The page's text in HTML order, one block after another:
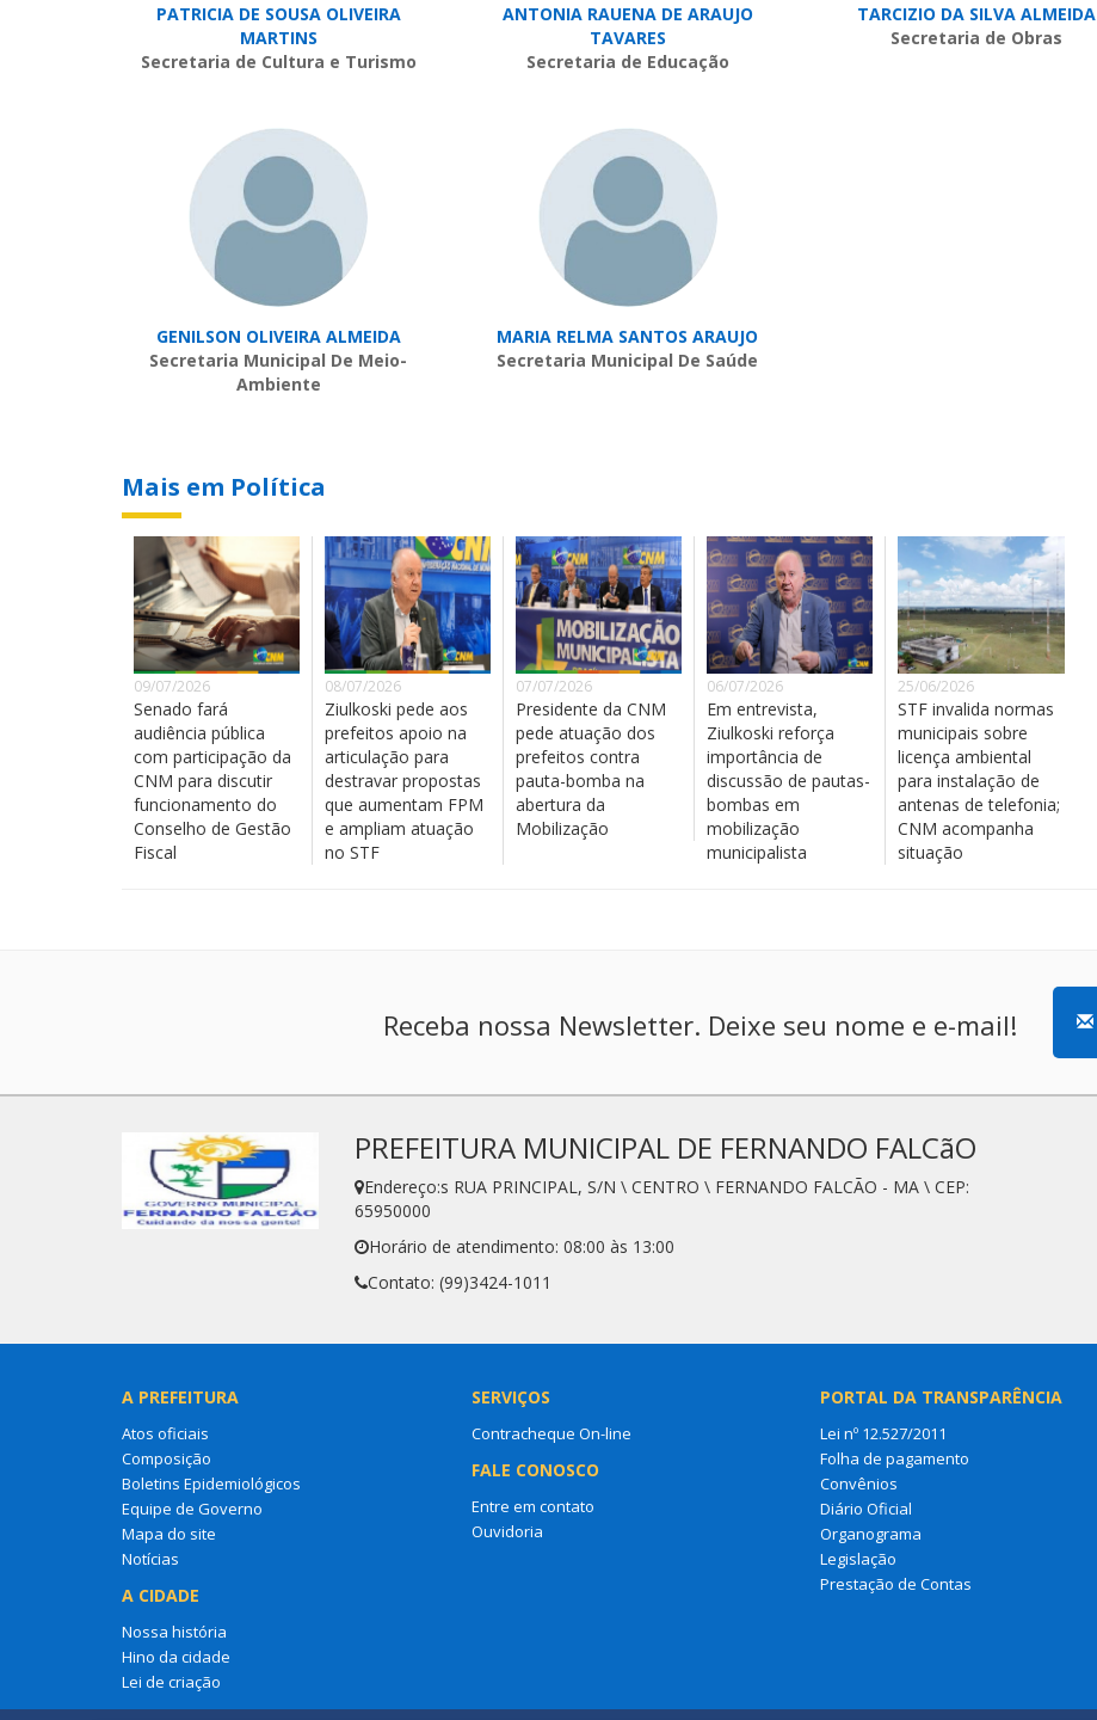
PATRICIA DE SOUSA OLIVEIRA
MARTINS
Secretaria de Cultura e Turismo
ANTONIA RAUENA DE ARAUJO
TAVARES
Secretaria de Educação
TARCIZIO DA SILVA ALMEIDA
Secretaria de Obras
GENILSON OLIVEIRA ALMEIDA
Secretaria Municipal De Meio-
Ambiente
MARIA RELMA SANTOS ARAUJO
Secretaria Municipal De Saúde
Mais em Política
09/07/2026
Senado fará
audiência pública
com participação da
CNM para discutir
funcionamento do
Conselho de Gestão
Fiscal
08/07/2026
Ziulkoski pede aos
prefeitos apoio na
articulação para
destravar propostas
que aumentam FPM
e ampliam atuação
no STF
07/07/2026
Presidente da CNM
pede atuação dos
prefeitos contra
pauta-bomba na
abertura da
Mobilização
06/07/2026
Em entrevista,
Ziulkoski reforça
importância de
discussão de pautas-
bombas em
mobilização
municipalista
25/06/2026
STF invalida normas
municipais sobre
licença ambiental
para instalação de
antenas de telefonia;
CNM acompanha
situação
Receba nossa Newsletter. Deixe seu nome e e-mail!
PREFEITURA MUNICIPAL DE FERNANDO FALCãO
Endereço:s RUA PRINCIPAL, S/N \ CENTRO \ FERNANDO FALCÃO - MA \ CEP:
65950000
Horário de atendimento: 08:00 às 13:00
Contato: (99)3424-1011
A PREFEITURA
Atos oficiais
Composição
Boletins Epidemiológicos
Equipe de Governo
Mapa do site
Notícias
A CIDADE
Nossa história
Hino da cidade
Lei de criação
SERVIÇOS
Contracheque On-line
FALE CONOSCO
Entre em contato
Ouvidoria
PORTAL DA TRANSPARÊNCIA
Lei nº 12.527/2011
Folha de pagamento
Convênios
Diário Oficial
Organograma
Legislação
Prestação de Contas